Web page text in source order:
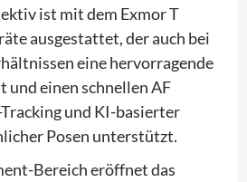
ist mit dem Exmor T
ausgestattet, der auch bei
eine hervorragende
und einen schnellen AF
und KI-basierter
Posen unterstützt.
Bereich eröffnet das